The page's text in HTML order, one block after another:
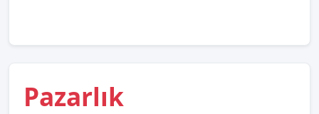
Pazarlık